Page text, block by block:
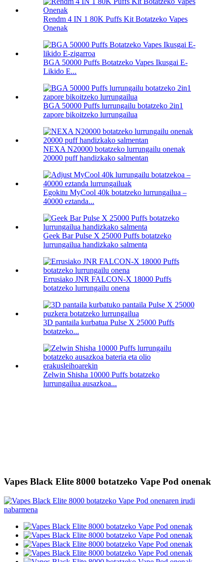
Rendm 4 IN 1 80K Puffs Kit Botatzeko Vapes
Onenak
BGA 50000 Puffs Botatzeko Vapes Ikusgai E-
Likido E...
BGA 50000 Puffs lurrungailu botatzeko 2in1
zapore bikoitzeko lurrungailua
NEXA N20000 botatzeko lurrungailu onenak
20000 puff handizkako salmentan
Egokitu MyCool 40k botatzeko lurrungailua –
40000 eztanda...
Geek Bar Pulse X 25000 Puffs botatzeko
lurrungailua handizkako salmenta
Errusiako JNR FALCON-X 18000 Puffs
botatzeko lurrungailu onena
3D pantaila kurbatua Pulse X 25000 Puffs
botatzeko...
Zelwin Shisha 10000 Puffs botatzeko
lurrungailua ausazkoa...
Vapes Black Elite 8000 botatzeko Vape Pod onenak